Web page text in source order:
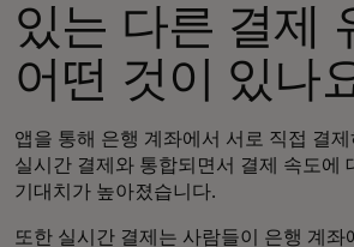
있는 다른 결제
어떤 것이 있나
앱을 통해 은행 계좌에서 서로 직접 결
실시간 결제와 통합되면서 결제 속도에
기대치가 높아졌습니다.
또한 실시간 결제는 사람들이 은행 계좌